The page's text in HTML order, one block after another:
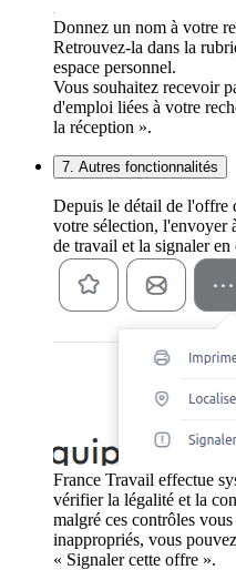
Donnez un nom à votre
Retrouvez-la dans la
espace personnel.
Vous souhaitez recevoir
d'emploi liées à votre
la réception ».
7. Autres fonctionnalités
Depuis le détail de l'offre
votre sélection, l'envoyer
de travail et la signaler en
France Travail effectue
vérifier la légalité et la
malgré ces contrôles
inappropriés, vous
« Signaler cette offre ».